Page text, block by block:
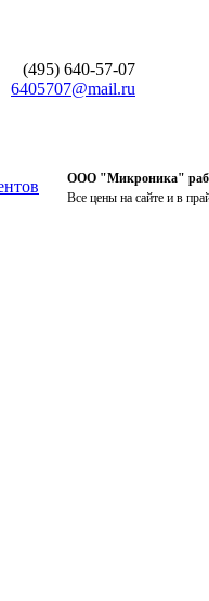
(495) 640-57-07
6405707@mail.ru
ООО "Микроника"
Все цены на сайте и в